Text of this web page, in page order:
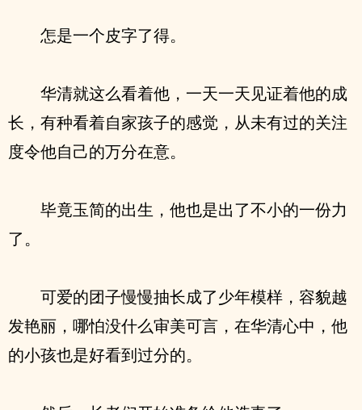
怎是一个皮字了得。
华清就这么看着他，一天一天见证着他的成
长，有种看着自家孩子的感觉，从未有过的关注
度令他自己的万分在意。
毕竟玉简的出生，他也是出了不小的一份力
了。
可爱的团子慢慢抽长成了少年模样，容貌越
发艳丽，哪怕没什么审美可言，在华清心中，他
的小孩也是好看到过分的。